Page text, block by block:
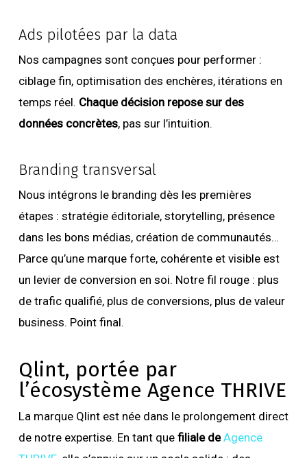
Ads pilotées par la data
Nos campagnes sont conçues pour performer :
ciblage fin, optimisation des enchères, itérations en
temps réel. Chaque décision repose sur des
données concrètes, pas sur l’intuition.
Branding transversal
Nous intégrons le branding dès les premières
étapes : stratégie éditoriale, storytelling, présence
dans les bons médias, création de communautés…
Parce qu’une marque forte, cohérente et visible est
un levier de conversion en soi. Notre fil rouge : plus
de trafic qualifié, plus de conversions, plus de valeur
business. Point final.
Qlint, portée par
l’écosystème Agence THRIVE
La marque Qlint est née dans le prolongement direct
de notre expertise. En tant que filiale deAgence